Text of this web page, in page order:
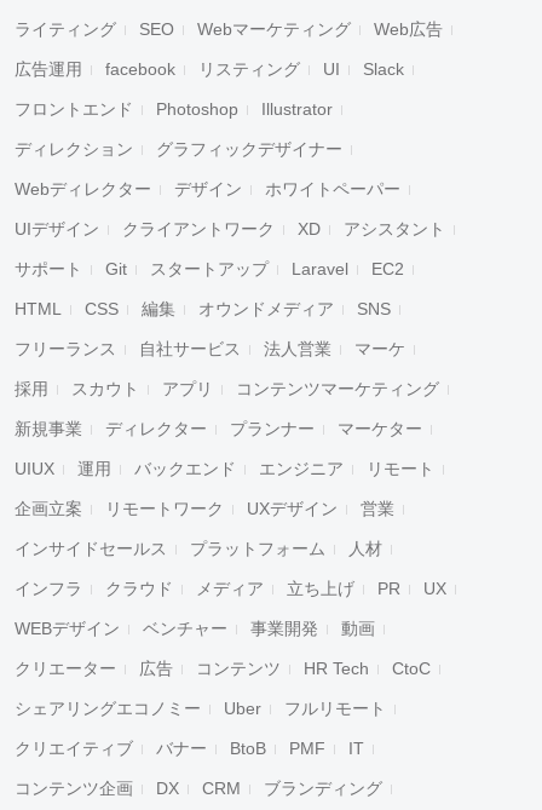
ライティング SEO Webマーケティング Web広告
広告運用 facebook リスティング UI Slack
フロントエンド Photoshop Illustrator
ディレクション グラフィックデザイナー
Webディレクター デザイン ホワイトペーパー
UIデザイン クライアントワーク XD アシスタント
サポート Git スタートアップ Laravel EC2
HTML CSS 編集 オウンドメディア SNS
フリーランス 自社サービス 法人営業 マーケ
採用 スカウト アプリ コンテンツマーケティング
新規事業 ディレクター プランナー マーケター
UIUX 運用 バックエンド エンジニア リモート
企画立案 リモートワーク UXデザイン 営業
インサイドセールス プラットフォーム 人材
インフラ クラウド メディア 立ち上げ PR UX
WEBデザイン ベンチャー 事業開発 動画
クリエーター 広告 コンテンツ HR Tech CtoC
シェアリングエコノミー Uber フルリモート
クリエイティブ バナー BtoB PMF IT
コンテンツ企画 DX CRM ブランディング